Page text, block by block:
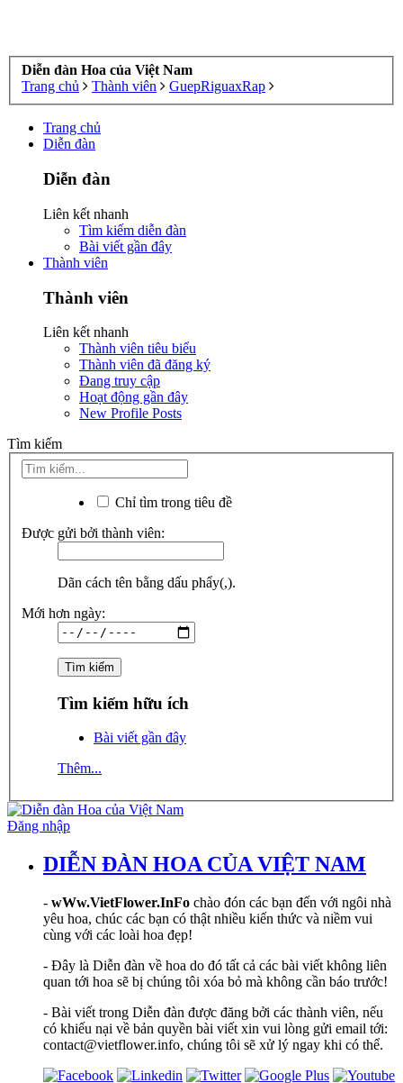
Diễn đàn Hoa của Việt Nam
Trang chủ
Thành viên GuepRiguaxRap
Trang chủ
Diễn đàn
Diễn đàn
Liên kết nhanh
Tìm kiếm diễn đàn
Bài viết gần đây
Thành viên
Thành viên
Liên kết nhanh
Thành viên tiêu biểu
Thành viên đã đăng ký
Đang truy cập
Hoạt động gần đây
New Profile Posts
Tìm kiếm
Chỉ tìm trong tiêu đề
Được gửi bởi thành viên:
Dãn cách tên bằng dấu phẩy(,).
Mới hơn ngày:
Tìm kiếm hữu ích
Bài viết gần đây
Thêm...
Đăng nhập
DIỄN ĐÀN HOA CỦA VIỆT NAM
- wWw.VietFlower.InFo chào đón các bạn đến với ngôi nhà
yêu hoa, chúc các bạn có thật nhiều kiến thức và niềm vui
cùng với các loài hoa đẹp!
- Đây là Diễn đàn về hoa do đó tất cả các bài viết không liên
quan tới hoa sẽ bị chúng tôi xóa bỏ mà không cần báo trước!
- Bài viết trong Diễn đàn được đăng bởi các thành viên, nếu
có khiếu nại về bản quyền bài viết xin vui lòng gửi email tới:
contact@vietflower.info, chúng tôi sẽ xử lý ngay khi có thể.